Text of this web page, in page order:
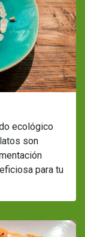
ecológico
son
para tu